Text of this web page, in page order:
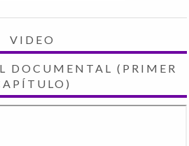
VIDEO
DOCUMENTAL (PRIMER